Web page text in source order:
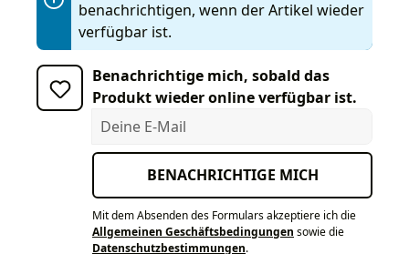
benachrichtigen, wenn der Artikel wieder
verfügbar ist.
Benachrichtige mich, sobald das
Produkt wieder online verfügbar ist.
Deine E-Mail
BENACHRICHTIGE MICH
Mit dem Absenden des Formulars akzeptiere ich die
Allgemeinen Geschäftsbedingungen sowie die
Datenschutzbestimmungen.